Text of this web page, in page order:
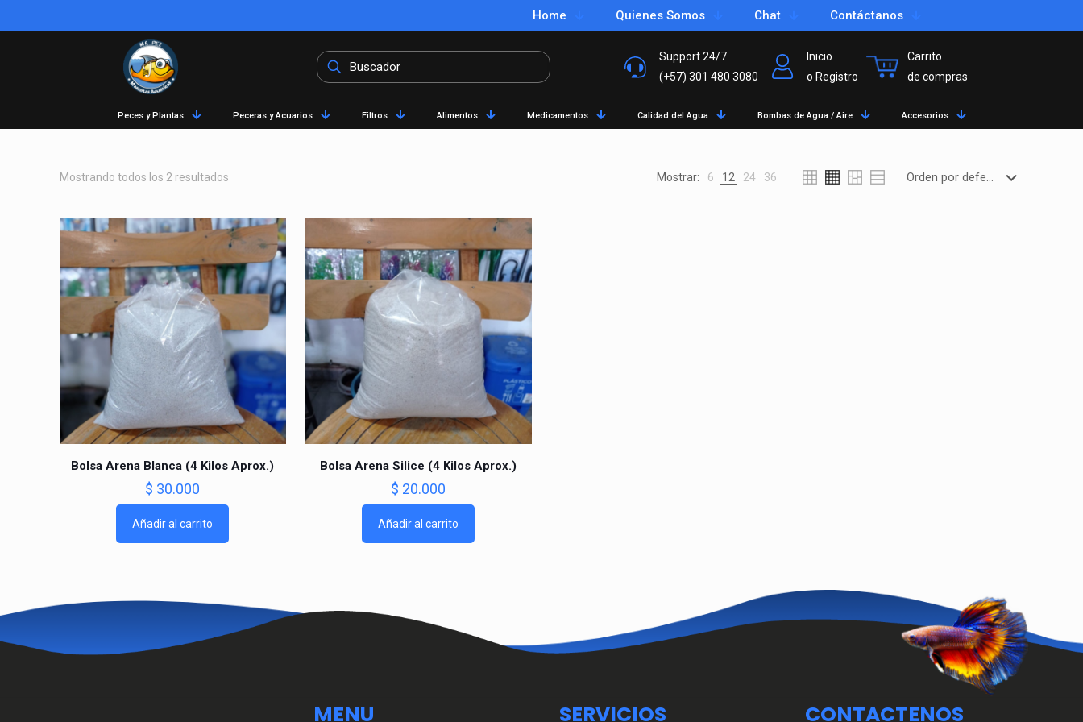
Home Quienes Somos Chat Contáctanos
Support 24/7
(+57) 301 480 3080
Inicio
o Registro
Carrito
de compras
Peces y Plantas Peceras y Acuarios Filtros Alimentos Medicamentos Calidad del Agua Bombas de Agua / Aire Accesorios
Mostrando todos los 2 resultados Mostrar: 6 12 24 36
Bolsa Arena Blanca (4 Kilos Aprox.)
$ 30.000
Añadir al carrito
Bolsa Arena Silice (4 Kilos Aprox.)
$ 20.000
Añadir al carrito
MENU SERVICIOS CONTACTENOS